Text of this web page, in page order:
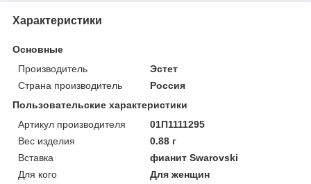
Характеристики
Основные
Производитель
Эстет
Страна производитель
Россия
Пользовательские характеристики
Артикул производителя
01П1111295
Вес изделия
0.88 г
Вставка
фианит Swarovski
Для кого
Для женщин